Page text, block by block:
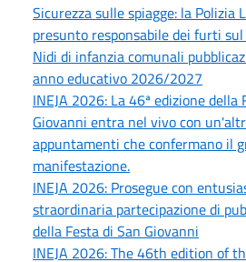
Sicurezza sulle spiagge: la Polizia
presunto responsabile dei furti
Nidi di infanzia comunali
anno educativo 2026/2027
INEJA 2026: La 46ª edizione della
Giovanni entra nel vivo con
appuntamenti che confermano il
manifestazione.
INEJA 2026: Prosegue con
straordinaria partecipazione di
della Festa di San Giovanni
INEJA 2026: The 46th edition of